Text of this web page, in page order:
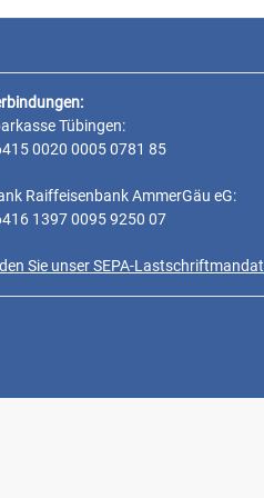
Tübingen:
0020 0005 0781 85
Raiffeisenbank AmmerGäu eG:
1397 0095 9250 07
Sie unser SEPA-Lastschriftmandat